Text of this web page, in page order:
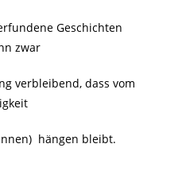
Geschichten
zwar
verbleibend, dass vom
hängen bleibt.